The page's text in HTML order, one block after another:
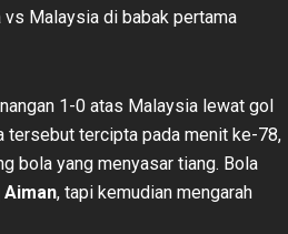
Malaysia di babak pertama
1-0 atas Malaysia lewat gol
tersebut tercipta pada menit ke-78,
bola yang menyasar tiang. Bola
Aiman, tapi kemudian mengarah